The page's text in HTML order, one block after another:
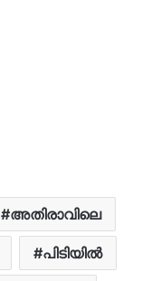
അതിരാവിലെ
പിടിയിൽ